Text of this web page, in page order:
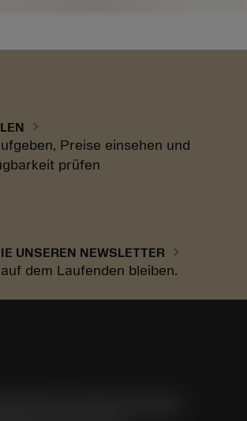
chevron_right
Preise einsehen und
prüfen
UNSEREN NEWSLETTER chevron_right
dem Laufenden bleiben.